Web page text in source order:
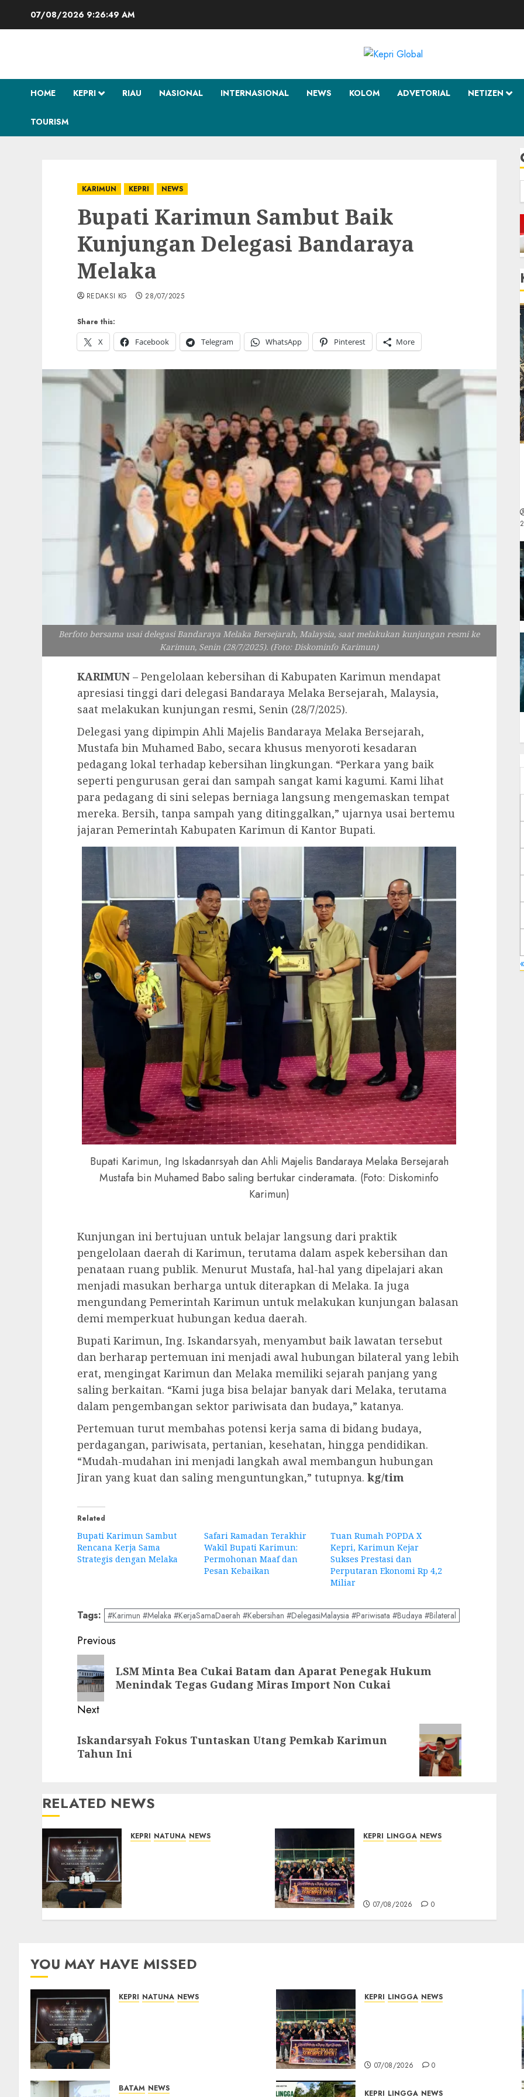
07/08/2026 9:26:50 AM
HOME KEPRI RIAU NASIONAL INTERNASIONAL NEWS KOLOM ADVETORIAL NETIZEN
TOURISM
KARIMUN KEPRI NEWS
Bupati Karimun Sambut Baik
Kunjungan Delegasi Bandaraya
Melaka
Share this:
X
Facebook Telegram WhatsApp Pinterest More
REDAKSI KG 28/07/2025
Berfoto bersama usai delegasi Bandaraya Melaka Bersejarah, Malaysia, saat melakukan kunjungan resmi ke
Karimun, Senin (28/7/2025). (Foto: Diskominfo Karimun)
KARIMUN – Pengelolaan kebersihan di Kabupaten Karimun mendapat
apresiasi tinggi dari delegasi Bandaraya Melaka Bersejarah, Malaysia,
saat melakukan kunjungan resmi, Senin (28/7/2025).
Delegasi yang dipimpin Ahli Majelis Bandaraya Melaka Bersejarah,
Mustafa bin Muhamed Babo, secara khusus menyoroti kesadaran
pedagang lokal terhadap kebersihan lingkungan. “Perkara yang baik
seperti pengurusan gerai dan sampah sangat kami kagumi. Kami lihat
para pedagang di sini selepas berniaga langsung mengemaskan tempat
mereka. Bersih, tanpa sampah yang ditinggalkan,” ujarnya usai bertemu
jajaran Pemerintah Kabupaten Karimun di Kantor Bupati.
Bupati Karimun, Ing Iskadanrsyah dan Ahli Majelis Bandaraya Melaka Bersejarah
Mustafa bin Muhamed Babo saling bertukar cinderamata. (Foto: Diskominfo
Karimun)
Kunjungan ini bertujuan untuk belajar langsung dari praktik
pengelolaan daerah di Karimun, terutama dalam aspek kebersihan dan
penataan ruang publik. Menurut Mustafa, hal-hal yang dipelajari akan
menjadi masukan berharga untuk diterapkan di Melaka. Ia juga
mengundang Pemerintah Karimun untuk melakukan kunjungan balasan
demi memperkuat hubungan kedua daerah.
Bupati Karimun, Ing. Iskandarsyah, menyambut baik lawatan tersebut
dan berharap pertemuan ini menjadi awal hubungan bilateral yang lebih
erat, mengingat Karimun dan Melaka memiliki sejarah panjang yang
saling berkaitan. “Kami juga bisa belajar banyak dari Melaka, terutama
dalam pengembangan sektor pariwisata dan budaya,” katanya.
Pertemuan turut membahas potensi kerja sama di bidang budaya,
perdagangan, pariwisata, pertanian, kesehatan, hingga pendidikan.
“Mudah-mudahan ini menjadi langkah awal membangun hubungan
Jiran yang kuat dan saling menguntungkan,” tutupnya. kg/tim
Related
Bupati Karimun Sambut
Rencana Kerja Sama
Strategis dengan Melaka
Safari Ramadan Terakhir
Wakil Bupati Karimun:
Permohonan Maaf dan
Pesan Kebaikan
Tuan Rumah POPDA X
Kepri, Karimun Kejar
Sukses Prestasi dan
Perputaran Ekonomi Rp 4,2
Miliar
Tags: #Karimun #Melaka #KerjaSamaDaerah #Kebersihan #DelegasiMalaysia #Pariwisata #Budaya #Bilateral
Post
navigation
Previous
Previous
post:
LSM Minta Bea Cukai Batam dan Aparat Penegak Hukum
Menindak Tegas Gudang Miras Import Non Cukai
Next
post:
Iskandarsyah Fokus Tuntaskan Utang Pemkab Karimun
Tahun Ini
RELATED NEWS
KEPRI NATUNA NEWS
07/08/2026 0
KEPRI LINGGA NEWS
07/08/2026 0
YOU MAY HAVE MISSED
KEPRI NATUNA NEWS KEPRI LINGGA NEWS
07/08/2026 0
BATAM NEWS KEPRI LINGGA NEWS